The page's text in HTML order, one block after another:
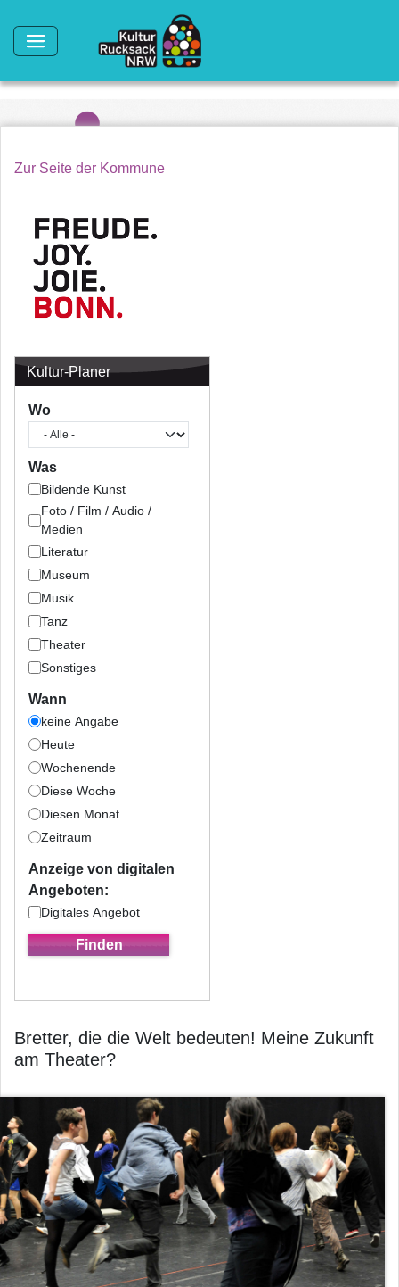
Zur Seite der Kommune
Kultur-Planer
Wo
Was
Bildende Kunst
Foto / Film / Audio /
Medien
Literatur
Museum
Musik
Tanz
Theater
Sonstiges
Wann
keine Angabe
Heute
Wochenende
Diese Woche
Diesen Monat
Zeitraum
Anzeige von digitalen
Angeboten:
Digitales Angebot
Bretter, die die Welt bedeuten! Meine Zukunft
am Theater?